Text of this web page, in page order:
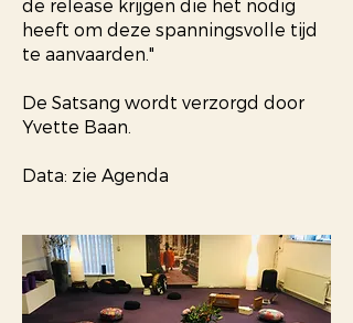
de release krijgen die het nodig
heeft om deze spanningsvolle tijd
te aanvaarden."
De Satsang wordt verzorgd door
Yvette Baan.
Data: zie Agenda